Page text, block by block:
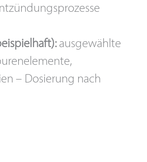
ausgewählte
– Dosierung nach